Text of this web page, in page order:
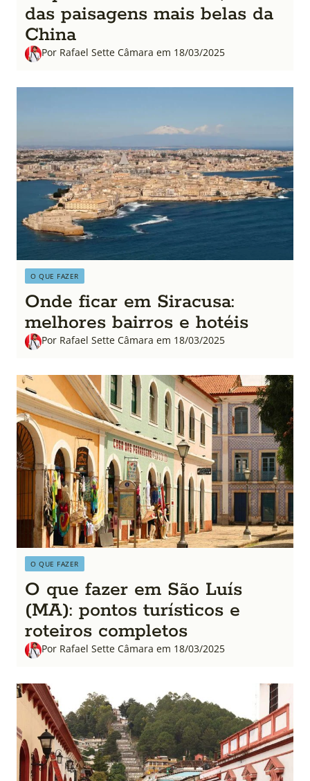
das paisagens mais belas da
China
Por Rafael Sette Câmara em 18/03/2025
O QUE FAZER
Onde ficar em Siracusa:
melhores bairros e hotéis
Por Rafael Sette Câmara em 18/03/2025
O QUE FAZER
O que fazer em São Luís
(MA): pontos turísticos e
roteiros completos
Por Rafael Sette Câmara em 18/03/2025